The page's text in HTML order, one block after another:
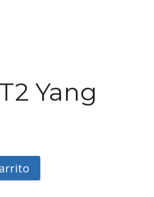
Yang